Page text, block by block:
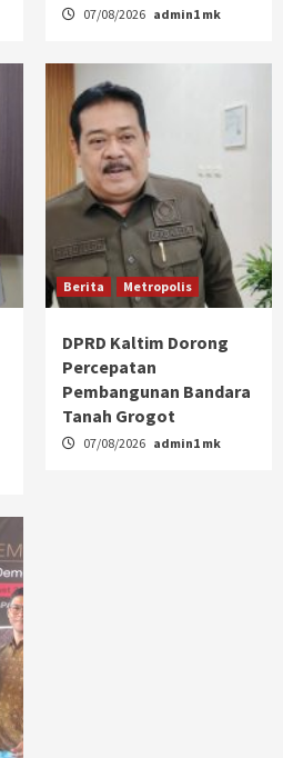
07/08/2026 admin1 mk
Berita Metropolis
DPRD Kaltim Dorong
Percepatan
Pembangunan Bandara
Tanah Grogot
07/08/2026 admin1 mk